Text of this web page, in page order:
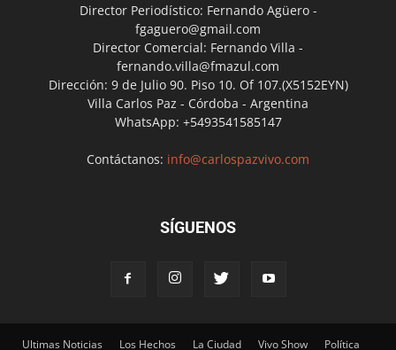
Director Periodístico: Fernando Agüero -
fgaguero@gmail.com
Director Comercial: Fernando Villa -
fernando.villa@fmazul.com
Dirección: 9 de Julio 90. Piso 10. Of 107.(X5152EYN)
Villa Carlos Paz - Córdoba - Argentina
WhatsApp: +5493541585147
Contáctanos: info@carlospazvivo.com
SÍGUENOS
Ultimas Noticias Los Hechos La Ciudad Vivo Show Política